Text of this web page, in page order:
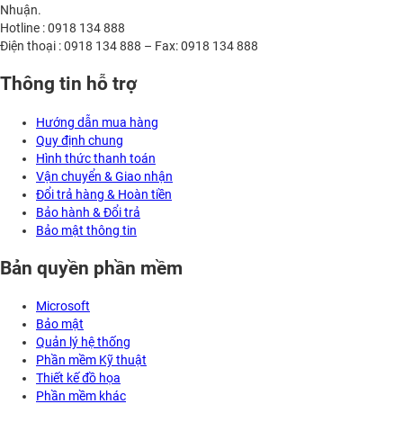
Nhuận.
Hotline : 0918 134 888
Điện thoại : 0918 134 888 – Fax: 0918 134 888
Thông tin hỗ trợ
Hướng dẫn mua hàng
Quy định chung
Hình thức thanh toán
Vận chuyển & Giao nhận
Đổi trả hàng & Hoàn tiền
Bảo hành & Đổi trả
Bảo mật thông tin
Bản quyền phần mềm
Microsoft
Bảo mật
Quản lý hệ thống
Phần mềm Kỹ thuật
Thiết kế đồ họa
Phần mềm khác